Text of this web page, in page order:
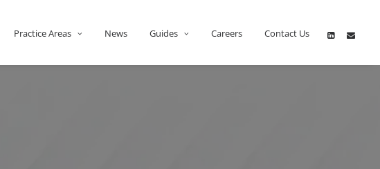
Practice Areas News Guides Careers Contact Us